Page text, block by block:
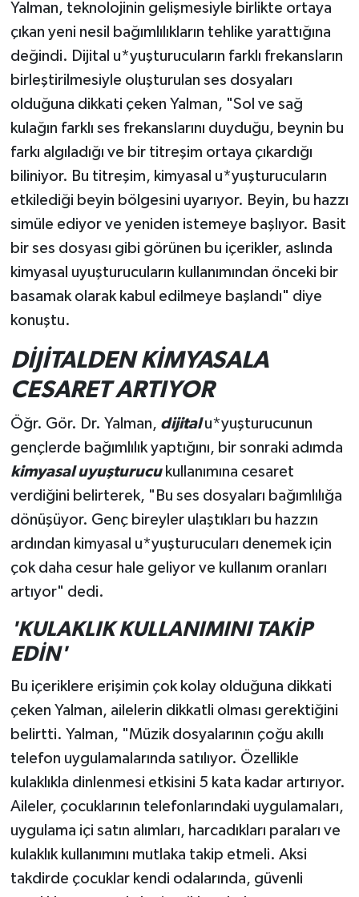
Yalman, teknolojinin gelişmesiyle birlikte ortaya
çıkan yeni nesil bağımlılıkların tehlike yarattığına
değindi. Dijital u*yuşturucuların farklı frekansların
birleştirilmesiyle oluşturulan ses dosyaları
olduğuna dikkati çeken Yalman, "Sol ve sağ
kulağın farklı ses frekanslarını duyduğu, beynin bu
farkı algıladığı ve bir titreşim ortaya çıkardığı
biliniyor. Bu titreşim, kimyasal u*yuşturucuların
etkilediği beyin bölgesini uyarıyor. Beyin, bu hazzı
simüle ediyor ve yeniden istemeye başlıyor. Basit
bir ses dosyası gibi görünen bu içerikler, aslında
kimyasal uyuşturucuların kullanımından önceki bir
basamak olarak kabul edilmeye başlandı" diye
konuştu.
DİJİTALDEN KİMYASALA
CESARET ARTIYOR
Öğr. Gör. Dr. Yalman, dijitalu*yuşturucunun
gençlerde bağımlılık yaptığını, bir sonraki adımda
kimyasal uyuşturucu kullanımına cesaret
verdiğini belirterek, "Bu ses dosyaları bağımlılığa
dönüşüyor. Genç bireyler ulaştıkları bu hazzın
ardından kimyasal u*yuşturucuları denemek için
çok daha cesur hale geliyor ve kullanım oranları
artıyor" dedi.
'KULAKLIK KULLANIMINI TAKİP
EDİN'
Bu içeriklere erişimin çok kolay olduğuna dikkati
çeken Yalman, ailelerin dikkatli olması gerektiğini
belirtti. Yalman, "Müzik dosyalarının çoğu akıllı
telefon uygulamalarında satılıyor. Özellikle
kulaklıkla dinlenmesi etkisini 5 kata kadar artırıyor.
Aileler, çocuklarının telefonlarındaki uygulamaları,
uygulama içi satın alımları, harcadıkları paraları ve
kulaklık kullanımını mutlaka takip etmeli. Aksi
takdirde çocuklar kendi odalarında, güvenli